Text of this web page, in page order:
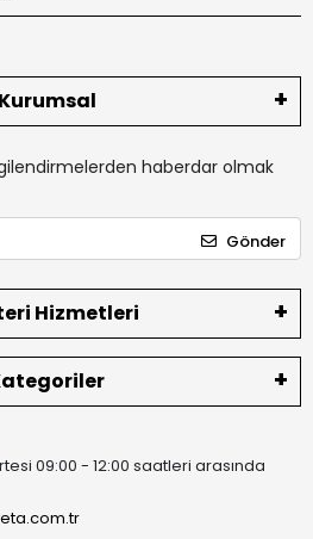
Kurumsal
haberdar olmak
Gönder
Hizmetleri
09:00 - 12:00 saatleri arasında